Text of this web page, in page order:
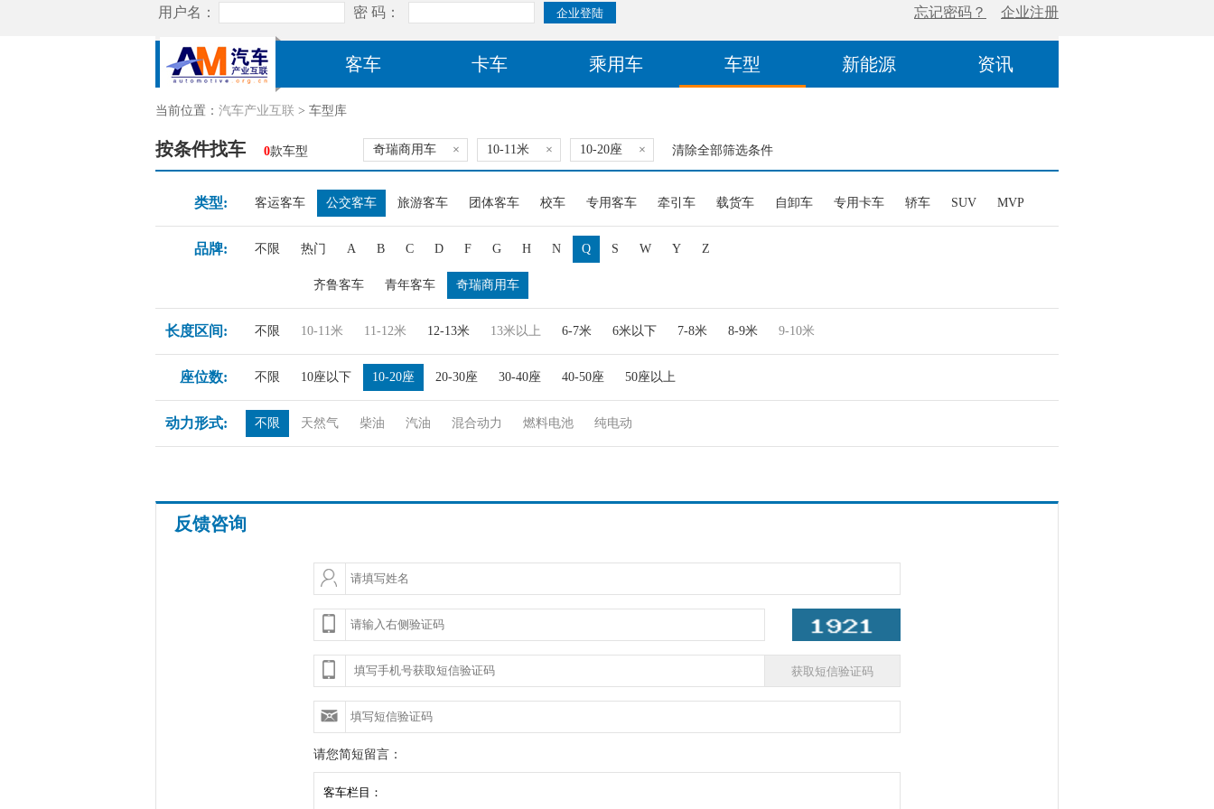
客车 卡车 乘用车 车型 新能源 资讯
当前位置： 汽车产业互联 > 车型库
按条件找车 0款车型 奇瑞商用车 × 10-11米 × 10-20座 × 清除全部筛选条件
类型: 客运客车 公交客车 旅游客车 团体客车 校车 专用客车 牵引车 载货车 自卸车 专用卡车 轿车 SUV MVP
品牌: 不限 热门 A B C D F G H N Q S W Y Z
齐鲁客车 青年客车 奇瑞商用车
长度区间: 不限 10-11米 11-12米 12-13米 13米以上 6-7米 6米以下 7-8米 8-9米 9-10米
座位数: 不限 10座以下 10-20座 20-30座 30-40座 40-50座 50座以上
动力形式: 不限 天然气 柴油 汽油 混合动力 燃料电池 纯电动
反馈咨询
请您简短留言：